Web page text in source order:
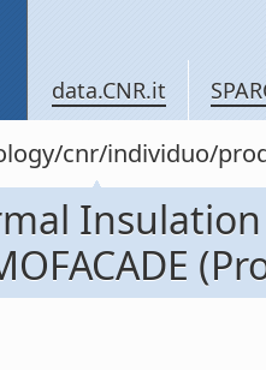
data.CNR.it
cnr/individuo/